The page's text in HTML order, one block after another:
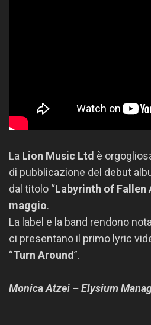
La Lion Music Ltd è
di pubblicazione del debut
dal titolo “Labyrinth of Fallen
maggio.
La label e la band rendono
ci presentano il primo lyric
“Turn Around”.
Monica Atzei – Elysium